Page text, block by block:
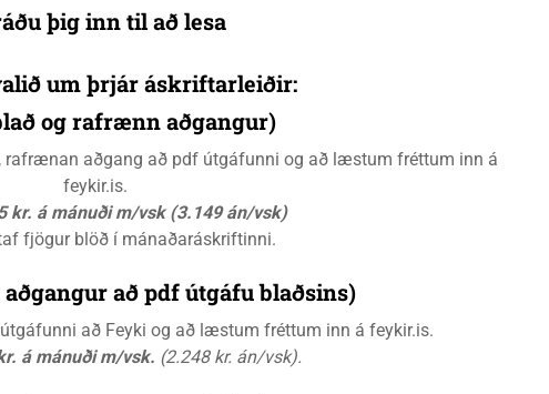
þig inn til að lesa
um þrjár áskriftarleiðir:
og rafrænn aðgangur)
rafrænan aðgang að pdf útgáfunni og að læstum fréttum inn á
feykir.is.
kr. á mánuði m/vsk (3.149 án/vsk)
fjögur blöð í mánaðaráskriftinni.
að pdf útgáfu blaðsins)
að Feyki og að læstum fréttum inn á feykir.is.
á mánuði m/vsk. (2.248 kr. án/vsk).